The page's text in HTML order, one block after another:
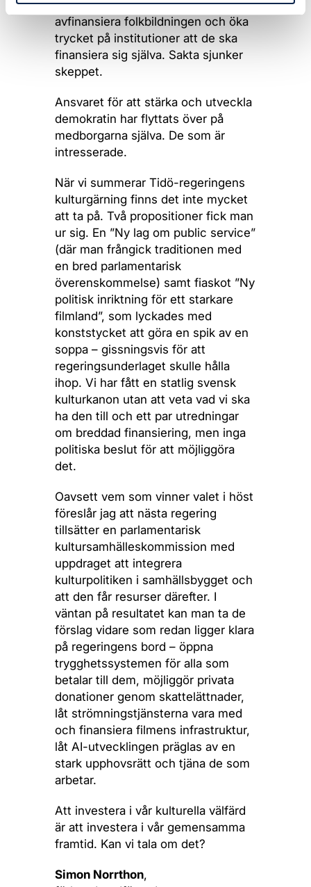
kulturarv har tagits som intäkt för att
avfinansiera folkbildningen och öka
trycket på institutioner att de ska
finansiera sig själva. Sakta sjunker
skeppet.
Ansvaret för att stärka och utveckla
demokratin har flyttats över på
medborgarna själva. De som är
intresserade.
När vi summerar Tidö-regeringens
kulturgärning finns det inte mycket
att ta på. Två propositioner fick man
ur sig. En ”Ny lag om public service”
(där man frångick traditionen med
en bred parlamentarisk
överenskommelse) samt fiaskot ”Ny
politisk inriktning för ett starkare
filmland”, som lyckades med
konststycket att göra en spik av en
soppa – gissningsvis för att
regeringsunderlaget skulle hålla
ihop. Vi har fått en statlig svensk
kulturkanon utan att veta vad vi ska
ha den till och ett par utredningar
om breddad finansiering, men inga
politiska beslut för att möjliggöra
det.
Oavsett vem som vinner valet i höst
föreslår jag att nästa regering
tillsätter en parlamentarisk
kultursamhälleskommission med
uppdraget att integrera
kulturpolitiken i samhällsbygget och
att den får resurser därefter. I
väntan på resultatet kan man ta de
förslag vidare som redan ligger klara
på regeringens bord – öppna
trygghetssystemen för alla som
betalar till dem, möjliggör privata
donationer genom skattelättnader,
låt strömningstjänsterna vara med
och finansiera filmens infrastruktur,
låt AI-utvecklingen präglas av en
stark upphovsrätt och tjäna de som
arbetar.
Att investera i vår kulturella välfärd
är att investera i vår gemensamma
framtid. Kan vi tala om det?
Simon Norrthon,